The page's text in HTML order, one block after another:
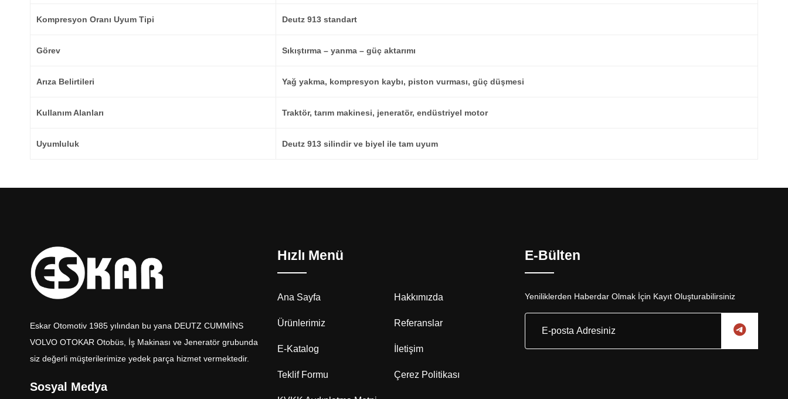
Kompresyon Oranı Uyum Tipi Deutz 913 standart
Görev Sıkıştırma – yanma – güç aktarımı
Arıza Belirtileri Yağ yakma, kompresyon kaybı, piston vurması, güç düşmesi
Kullanım Alanları Traktör, tarım makinesi, jeneratör, endüstriyel motor
Uyumluluk Deutz 913 silindir ve biyel ile tam uyum
Eskar Otomotiv 1985 yılından bu yana DEUTZ CUMMİNS
VOLVO OTOKAR Otobüs, İş Makinası ve Jeneratör grubunda
siz değerli müşterilerimize yedek parça hizmet vermektedir.
Sosyal Medya
Hızlı Menü
Ana Sayfa Hakkımızda
Ürünlerimiz Referanslar
E-Katalog İletişim
Teklif Formu Çerez Politikası
E-Bülten
Yeniliklerden Haberdar Olmak İçin Kayıt Oluşturabilirsiniz